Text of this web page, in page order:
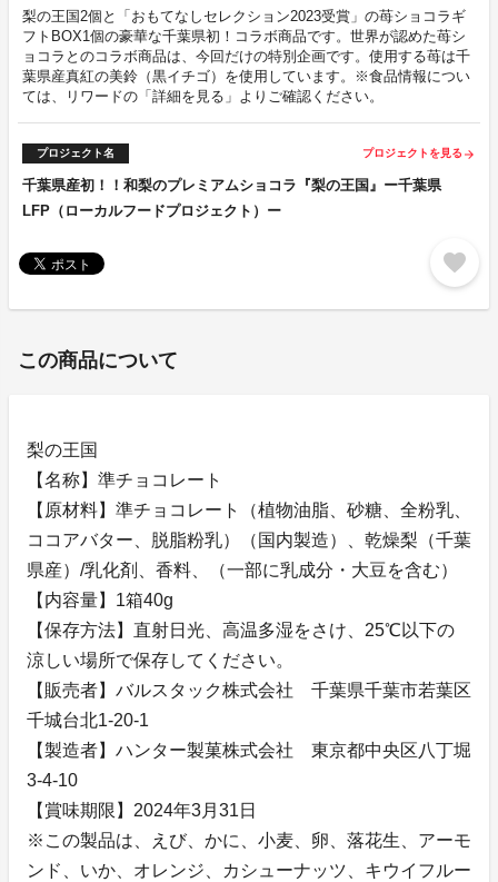
梨の王国2個と「おもてなしセレクション2023受賞」の苺ショコラギ
フトBOX1個の豪華な千葉県初！コラボ商品です。世界が認めた苺シ
ョコラとのコラボ商品は、今回だけの特別企画です。使用する苺は千
葉県産真紅の美鈴（黒イチゴ）を使用しています。※食品情報につい
ては、リワードの「詳細を見る」よりご確認ください。
プロジェクト名 プロジェクトを見る arrow_forward
千葉県産初！！和梨のプレミアムショコラ『梨の王国』ー千葉県
LFP（ローカルフードプロジェクト）ー
favorite
この商品について
梨の王国
【名称】準チョコレート
【原材料】準チョコレート（植物油脂、砂糖、全粉乳、
ココアバター、脱脂粉乳）（国内製造）、乾燥梨（千葉
県産）/乳化剤、香料、（一部に乳成分・大豆を含む）
【内容量】1箱40g
【保存方法】直射日光、高温多湿をさけ、25℃以下の
涼しい場所で保存してください。
【販売者】バルスタック株式会社 千葉県千葉市若葉区
千城台北1-20-1
【製造者】ハンター製菓株式会社 東京都中央区八丁堀
3-4-10
【賞味期限】2024年3月31日
※この製品は、えび、かに、小麦、卵、落花生、アーモ
ンド、いか、オレンジ、カシューナッツ、キウイフルー